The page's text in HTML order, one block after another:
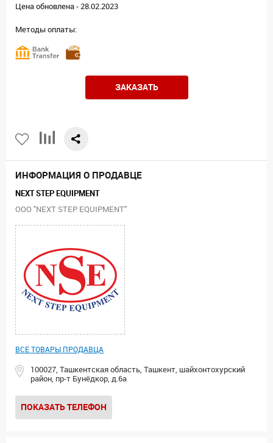
Цена обновлена - 28.02.2023
Методы оплаты:
ЗАКАЗАТЬ
ИНФОРМАЦИЯ О ПРОДАВЦЕ
NEXT STEP EQUIPMENT
ООО "NEXT STEP EQUIPMENT"
ВСЕ ТОВАРЫ ПРОДАВЦА
100027, Ташкентская область, Ташкент, шайхонтохурский
район, пр-т Бунёдкор, д.6а
ПОКАЗАТЬ ТЕЛЕФОН